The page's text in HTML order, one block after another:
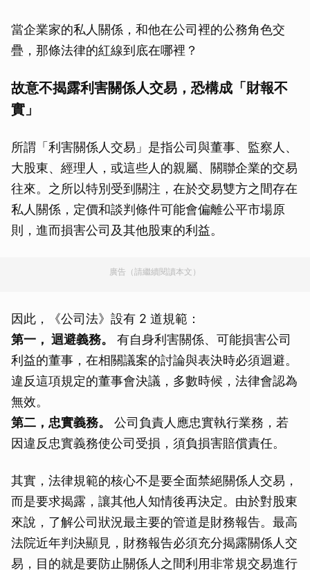
當企業家的私人關係，和他在公司裡的公務角色交
疊，那條法律的紅線到底在哪裡？
故意不揭露利害關係人交易，恐構成「財報不
實」
所謂「利害關係人交易」是指公司與董事、監察人、
大股東、經理人，或這些人的親屬、關聯企業的交易
往來。之所以特別受到關注，在於交易雙方之間存在
私人關係，定價和談判條件可能會偏離公平市場原
則，進而損害公司及其他股東的利益。
廣告（請繼續閱讀本文）
因此，《公司法》設有 2 道規範：
第一， 迴避義務。
有自身利害關係、可能損害公司
利益的董事，在相關議案的討論與表決時必須迴避。
違反這項規定的董事會決議，多數時候，法律會認為
無效。
第二，忠實義務。
公司負責人應忠實執行業務，若
因違反忠實義務使公司受損，須負損害賠償責任。
其實，法律規範的核心不是要全面禁絕關係人交易，
而是要求揭露，讓其他人知情後再決定。由於對股東
來說，了解公司狀況最主要的管道是財務報告。最高
法院近年判決顯見，財務報告必須充分揭露關係人交
易，目的就是要防止關係人之間利用非常規交易進行